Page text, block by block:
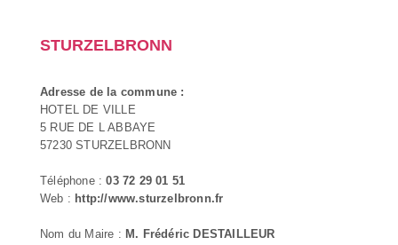
STURZELBRONN
Adresse de la commune :
HOTEL DE VILLE
5 RUE DE L ABBAYE
57230 STURZELBRONN
Téléphone :03 72 29 01 51
Web : http://www.sturzelbronn.fr
Nom du Maire : M. Frédéric DESTAILLEUR